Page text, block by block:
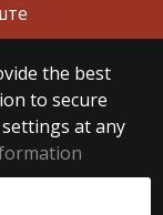
the best
to secure
at any
1–3.